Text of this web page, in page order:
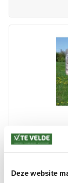
Deze website
EUROTRAIL
€ 299,99